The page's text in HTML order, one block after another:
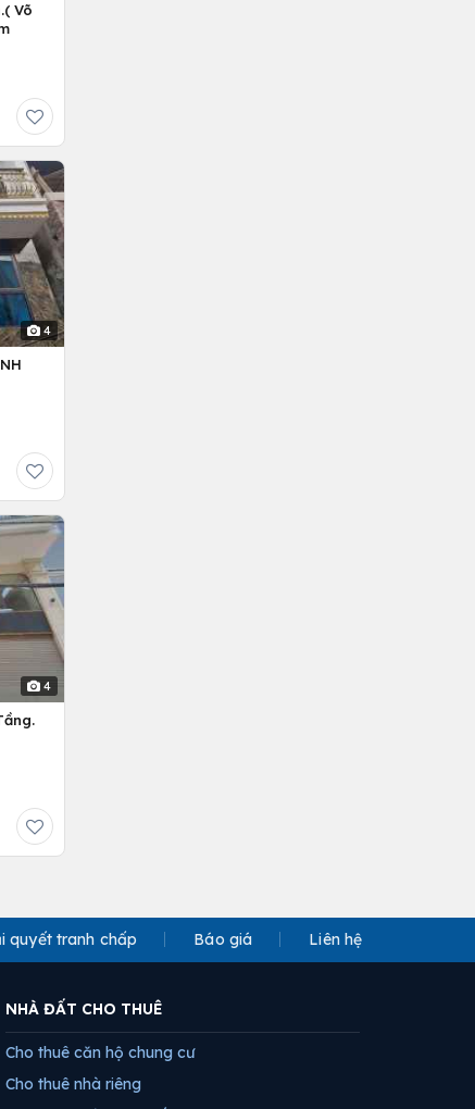
Võ
4
4
quyết tranh chấp Báo giá Liên hệ
NHÀ ĐẤT CHO THUÊ
Cho thuê căn hộ chung cư
Cho thuê nhà riêng